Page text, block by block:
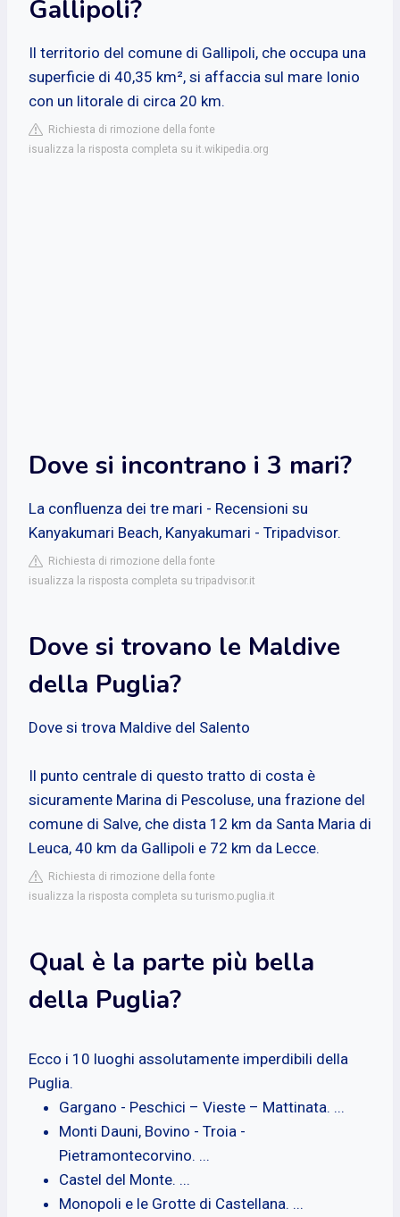
Gallipoli?
Il territorio del comune di Gallipoli, che occupa una
superficie di 40,35 km², si affaccia sul mare Ionio
con un litorale di circa 20 km.
Richiesta di rimozione della fonte
isualizza la risposta completa su it.wikipedia.org
Dove si incontrano i 3 mari?
La confluenza dei tre mari - Recensioni su
Kanyakumari Beach, Kanyakumari - Tripadvisor.
Richiesta di rimozione della fonte
isualizza la risposta completa su tripadvisor.it
Dove si trovano le Maldive
della Puglia?
Dove si trova Maldive del Salento
Il punto centrale di questo tratto di costa è
sicuramente Marina di Pescoluse, una frazione del
comune di Salve, che dista 12 km da Santa Maria di
Leuca, 40 km da Gallipoli e 72 km da Lecce.
Richiesta di rimozione della fonte
isualizza la risposta completa su turismo.puglia.it
Qual è la parte più bella
della Puglia?
Ecco i 10 luoghi assolutamente imperdibili della
Puglia.
Gargano - Peschici – Vieste – Mattinata. ...
Monti Dauni, Bovino - Troia -
Pietramontecorvino. ...
Castel del Monte. ...
Monopoli e le Grotte di Castellana. ...